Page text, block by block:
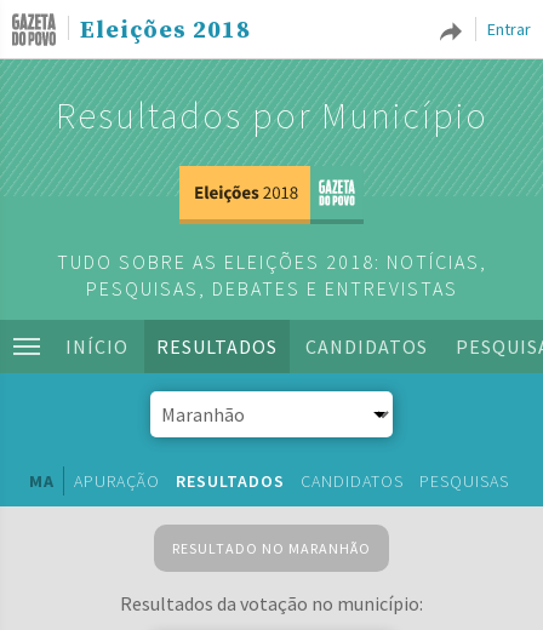
Entrar
Eleições 2018
Resultados por Município
TUDO SOBRE AS ELEIÇÕES 2018: NOTÍCIAS,
PESQUISAS, DEBATES E ENTREVISTAS
INÍCIO RESULTADOS CANDIDATOS
MA APURAÇÃO RESULTADOS CANDIDATOS PESQUISAS
RESULTADO NO MARANHÃO
Resultados da votação no município: